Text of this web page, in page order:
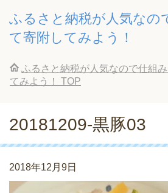
ふるさと納税が人気なの
て寄附してみよう！
ふるさと納税が人気なので仕組
てみよう！
TOP
20181209-黒豚03
2018年12月9日